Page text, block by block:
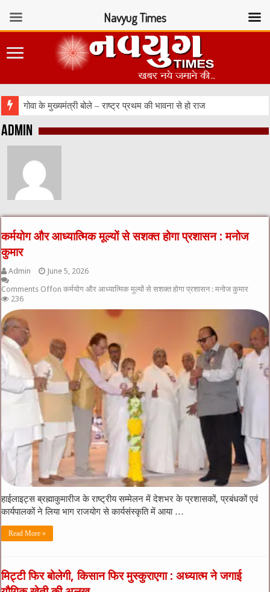
जीवन में परेशानी आ
Admin
कर्मयोग और आध्यात्मिक मूल्यों से सशक्त होगा प्रशासन : मनोज
कुमार
Admin
June 5, 2026
Comments Offon कर्मयोग और आध्यात्मिक मूल्यों से सशक्त होगा प्रशासन : मनोज कुमार
236
हाईलाइट्स ब्रह्माकुमारीज के राष्ट्रीय सम्मेलन में देशभर के प्रशासकों, प्रबंधकों एवं
कार्यपालकों ने लिया भाग राजयोग से कार्यसंस्कृति में आया …
Read More »
मिट्टी फिर बोलेगी, किसान फिर मुस्कुराएगा : अध्यात्म ने जगाई
Navyug Times